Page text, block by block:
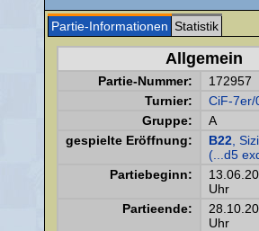
Partie-Informationen Statistik
Allgemein
Partie-Nummer:
172957
Turnier:
CiF-7er/
Gruppe:
A
gespielte Eröffnung:
B22 ,
(...d5
Partiebeginn:
Uhr
Partieende:
Uhr